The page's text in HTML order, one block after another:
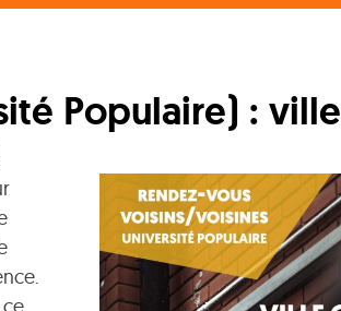
Populaire) : ville